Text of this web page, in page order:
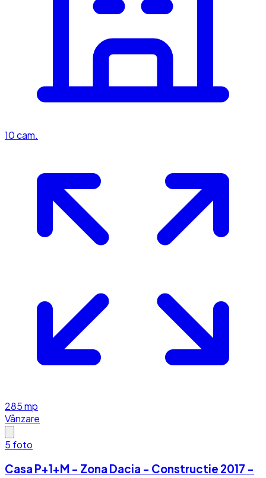
10cam.
285mp
Vânzare
5 foto
Casa P+1+M - Zona Dacia - Constructie 2017 -